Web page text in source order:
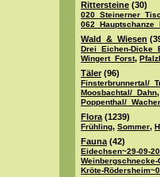
Rittersteine (30)
Wald_&_Wiesen
Drei_Eichen-
Wingert_Forst,
Täler(96)
Finsterbrunnertal/
Moosbachtal/_Dahn,
Poppenthal/
Flora(1239)
Frühling, Sommer,
Fauna(42)
Eidechsen~29-09-
Weinbergschnecke-
Kröte-